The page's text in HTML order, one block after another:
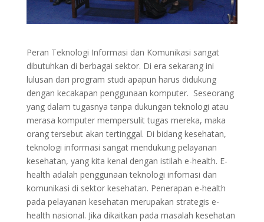
Peran Teknologi Informasi dan Komunikasi sangat
dibutuhkan di berbagai sektor. Di era sekarang ini
lulusan dari program studi apapun harus didukung
dengan kecakapan penggunaan komputer. Seseorang
yang dalam tugasnya tanpa dukungan teknologi atau
merasa komputer mempersulit tugas mereka, maka
orang tersebut akan tertinggal. Di bidang kesehatan,
teknologi informasi sangat mendukung pelayanan
kesehatan, yang kita kenal dengan istilah e-health. E-
health adalah penggunaan teknologi infomasi dan
komunikasi di sektor kesehatan. Penerapan e-health
pada pelayanan kesehatan merupakan strategis e-
health nasional. Jika dikaitkan pada masalah kesehatan